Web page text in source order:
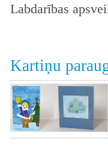
Labdarības
Kartiņu